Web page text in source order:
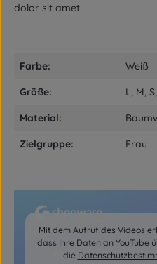
dolor sit amet.
Farbe: Weiß
Größe: L, M,
Material:
Zielgruppe: Frau
Mit dem Aufruf des Videos
dass Ihre Daten an YouTube
die